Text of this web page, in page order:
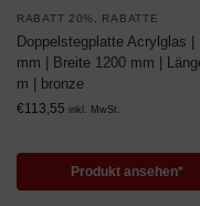
RABATT 20% RABATTE
Doppelstegplatte Acrylglas |
mm | Breite 1200 mm |
m | bronze
€113,55 inkl. MwSt.
Produkt ansehen*